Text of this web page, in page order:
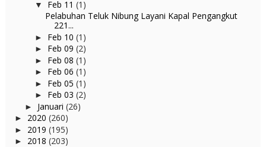
▼ Feb 11 (1)
Pelabuhan Teluk Nibung Layani Kapal Pengangkut
221...
► Feb 10 (1)
► Feb 09 (2)
► Feb 08 (1)
► Feb 06 (1)
► Feb 05 (1)
► Feb 03 (2)
► Januari (26)
► 2020 (260)
► 2019 (195)
► 2018 (203)